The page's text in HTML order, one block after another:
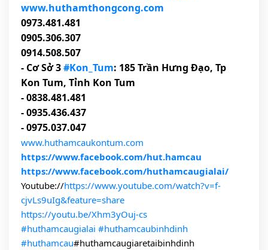
www.huthamthongcong.com
0973.481.481
0905.306.307
0914.508.507
- Cơ Sở 3#Kon_Tum: 185 Trần Hưng Đạo, Tp
Kon Tum, Tỉnh Kon Tum
- 0838.481.481
- 0935.436.437
- 0975.037.047
www.huthamcaukontum.com
https://www.facebook.com/hut.hamcau
https://www.facebook.com/huthamcaugialai/
Youtube://https://www.youtube.com/watch?v=f-
cjvLs9uIg&feature=share
https://youtu.be/Xhm3yOuj-cs
#huthamcaugialai #huthamcaubinhdinh
#huthamcau#huthamcaugiaretaibinhdinh